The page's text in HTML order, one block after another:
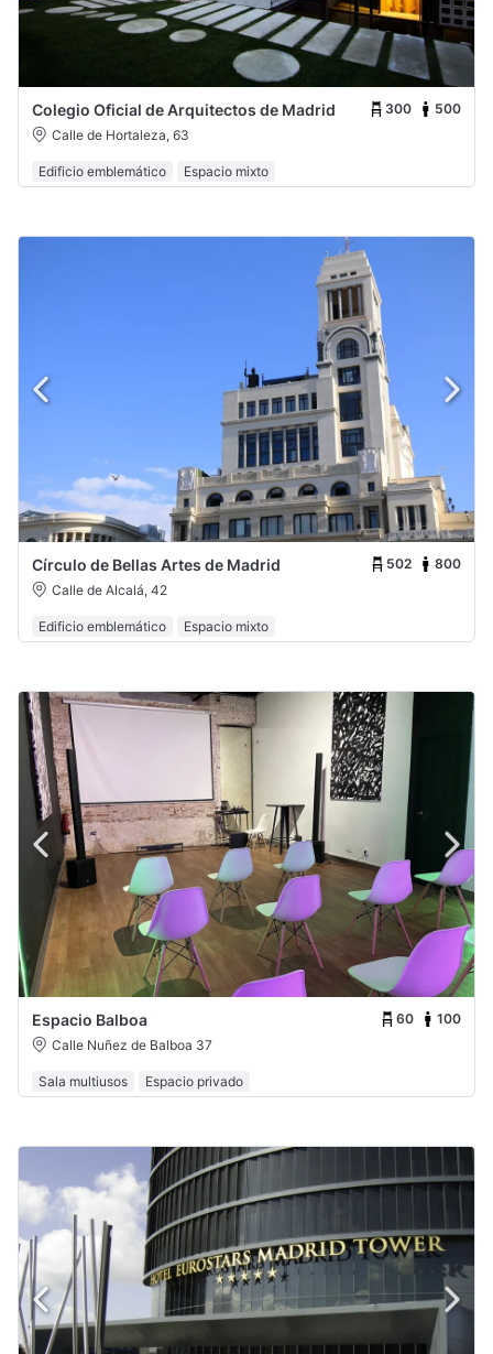
Colegio Oficial de Arquitectos de Madrid 300
500
Calle de Hortaleza, 63
Edificio emblemático Espacio mixto
Círculo de Bellas Artes de Madrid 502
800
Calle de Alcalá, 42
Edificio emblemático Espacio mixto
Espacio Balboa 60
100
Calle Nuñez de Balboa 37
Sala multiusos Espacio privado